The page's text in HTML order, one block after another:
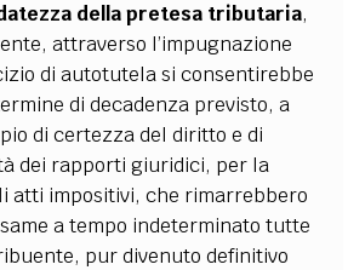
della pretesa tributaria,
attraverso l’impugnazione
di autotutela si consentirebbe
di decadenza previsto, a
di certezza del diritto e di
dei rapporti giuridici, per la
atti impositivi, che rimarrebbero
a tempo indeterminato tutte
pur divenuto definitivo